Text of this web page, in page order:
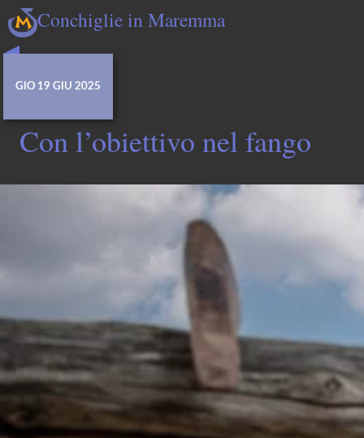
Conchiglie in Maremma
GIO 19 GIU 2025
Con l’obiettivo nel fango